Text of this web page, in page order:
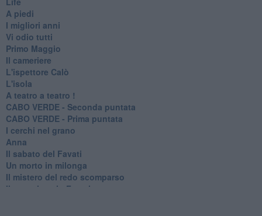
A piedi
I migliori anni
Vi odio tutti
Primo Maggio
Il cameriere
L'ispettore Calò
L'isola
A teatro a teatro !
CABO VERDE - Seconda puntata
CABO VERDE - Prima puntata
I cerchi nel grano
Anna
Il sabato del Favati
Un morto in milonga
Il mistero del redo scomparso
Il commissario Favati